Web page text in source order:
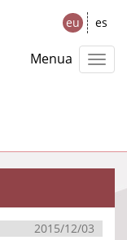
eu es
Menua
2015/12/03